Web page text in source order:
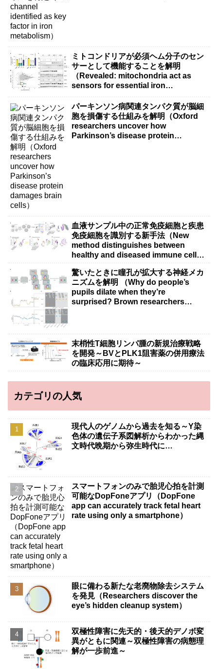
ミトコンドリアが必須ヘム分子のセン
サーとして機能することを解明
（Revealed: mitochondria act as
sensors for essential iron
パーキンソン病関連タンパク質が脳細
胞を損傷する仕組みを解明（Oxford
researchers uncover how
Parkinson’s disease protein
血液サンプル中の正常免疫細胞と疾患
免疫細胞を識別する新手法（New
method distinguishes between
healthy and diseased immune cells
驚いたときに瞳孔が拡大する神経メカ
ニズムを解明 （Why do people’s
pupils dilate when they’re
surprised? Brown researchers
末梢性T細胞リンパ腫の新規治療戦略
を開発～BVとPLK1阻害薬の併用療法
の臨床応用に期待～
カテゴリの人気
現代人のゲノムから過去を知る～Y染
色体の遺伝子系図解析からわかった縄
文時代晩期から弥生時代に…
スマートフォンのみで胎児心拍を計測
可能なDopFoneアプリ（DopFone
app can accurately track fetal heart
rate using only a smartphone）
眼に備わる新たな老廃物除去システム
を発見（Researchers discover the
eye’s hidden cleanup system）
双極性障害に先天的・後天的デノボ変
異がともに関連～双極性障害の病態理
解が一歩前進～